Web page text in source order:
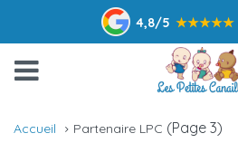
4,8/5 ★★★★★
Accueil Partenaire LPC (Page 3)